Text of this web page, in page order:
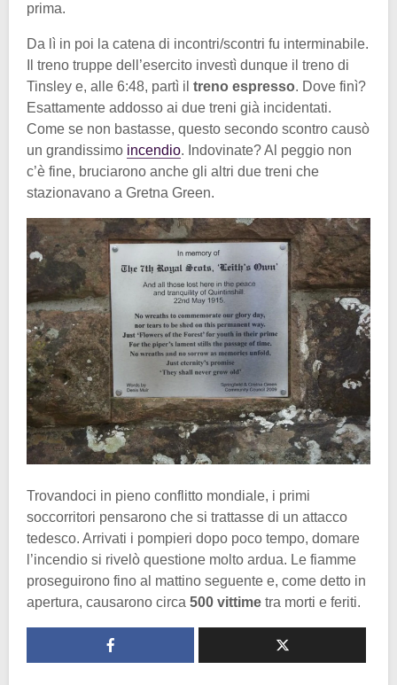
prima.
Da lì in poi la catena di incontri/scontri fu interminabile.
Il treno truppe dell’esercito investì dunque il treno di
Tinsley e, alle 6:48, partì il treno espresso. Dove finì?
Esattamente addosso ai due treni già incidentati.
Come se non bastasse, questo secondo scontro causò
un grandissimo incendio. Indovinate? Al peggio non
c’è fine, bruciarono anche gli altri due treni che
stazionavano a Gretna Green.
Trovandoci in pieno conflitto mondiale, i primi
soccorritori pensarono che si trattasse di un attacco
tedesco. Arrivati i pompieri dopo poco tempo, domare
l’incendio si rivelò questione molto ardua. Le fiamme
proseguirono fino al mattino seguente e, come detto in
apertura, causarono circa 500 vittime tra morti e feriti.